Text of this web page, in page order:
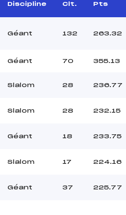
Discipline Clt. Pts
Géant 132 263.32
Géant 70 355.13
Slalom 28 236.77
Slalom 28 232.15
Géant 18 233.75
Slalom 17 224.16
Géant 37 225.77